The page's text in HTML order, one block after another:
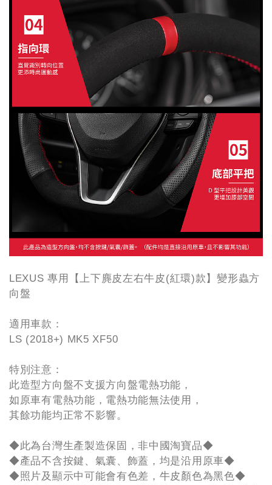
LEXUS 專用【上下麂皮左右牛皮(紅環)款】變形蟲方
向盤
適用車款：
LS (2018+) MK5 XF50
特別注意：
此造型方向盤不支援方向盤電熱功能，
如原車有電熱功能，電熱功能無法使用，
其餘功能均正常不影響。
◆此為台灣生產製造保固，非中國淘寶品◆
◆產品不含按鍵、氣囊、飾蓋，均是沿用原車◆
◆照片及顯示中可能會有色差，牛皮顏色為黑色◆